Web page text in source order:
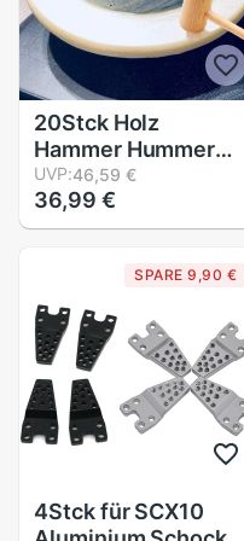
20Stck Holz
Hammer Hummer
Schalentiere
Krabben Hartholz
Hammer Hammer
Jungen Mädchen
Leder Handwerk
Schmuck Machen
UVP:46,59 €
36,99 €
SPARE 9,90 €
4Stck für SCX10